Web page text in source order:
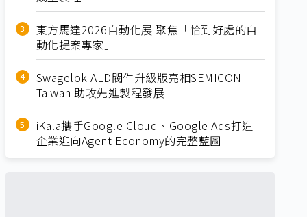
東方馬達2026自動化展 聚焦「恰到好處的自
動化提案專家」
Swagelok ALD閥件升級版亮相SEMICON
Taiwan 助攻先進製程發展
iKala攜手Google Cloud、Google Ads打造
企業迎向Agent Economy的完整藍圖